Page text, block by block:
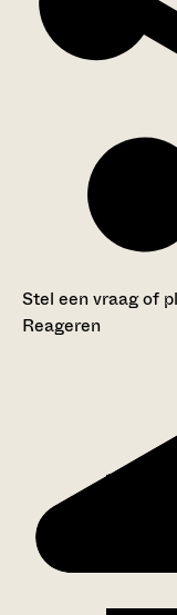
Stel een vraag of
Reageren